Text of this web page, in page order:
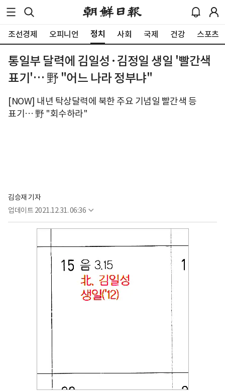
조선경제 오피니언 정치 사회 국제 건강 스포츠
통일부 달력에 김일성·김정일 생일 '빨간색
표기'… 野 "어느 나라 정부냐"
[NOW] 내년 탁상달력에 북한 주요 기념일 빨간색 등
표기… 野 "회수하라"
김승재 기자
업데이트 2021.12.31. 06:36